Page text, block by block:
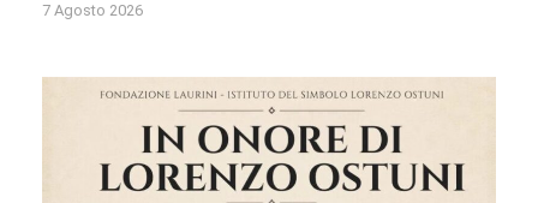
7 Agosto 2026